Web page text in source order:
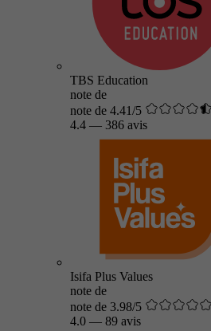
TBS Education
note de
note de 4.41/5
4.4 — 386 avis
Isifa Plus Values
note de
note de 3.98/5
4.0 — 89 avis